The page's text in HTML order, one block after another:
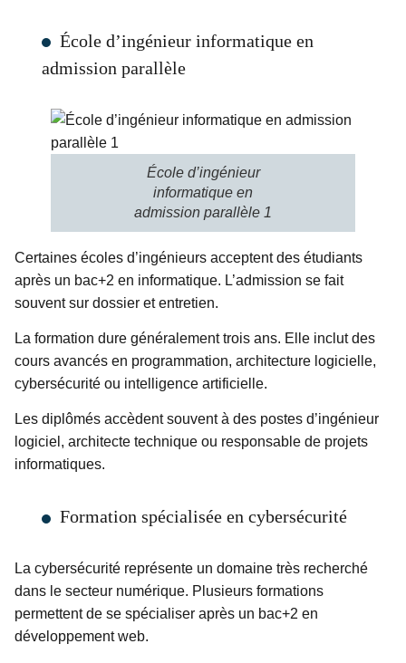
École d’ingénieur informatique en
admission parallèle
École d’ingénieur
informatique en
admission parallèle 1
Certaines écoles d’ingénieurs acceptent des étudiants
après un bac+2 en informatique. L’admission se fait
souvent sur dossier et entretien.
La formation dure généralement trois ans. Elle inclut des
cours avancés en programmation, architecture logicielle,
cybersécurité ou intelligence artificielle.
Les diplômés accèdent souvent à des postes d’ingénieur
logiciel, architecte technique ou responsable de projets
informatiques.
Formation spécialisée en cybersécurité
La cybersécurité représente un domaine très recherché
dans le secteur numérique. Plusieurs formations
permettent de se spécialiser après un bac+2 en
développement web.